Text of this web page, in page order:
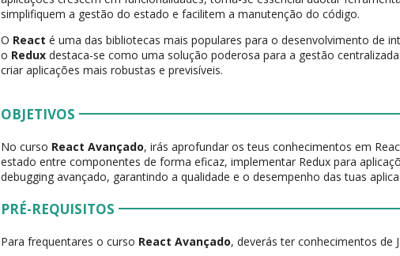
simplifiquem a gestão do estado e facilitem a manutenção do código.
O React é uma das bibliotecas mais populares para o desenvolvimento de
o Redux destaca-se como uma solução poderosa para a gestão
criar aplicações mais robustas e previsíveis.
OBJETIVOS
No curso React Avançado, irás aprofundar os teus conhecimentos em
estado entre componentes de forma eficaz, implementar Redux para
debugging avançado, garantindo a qualidade e o desempenho das tuas
PRÉ-REQUISITOS
Para frequentares o curso React Avançado, deverás ter conhecimentos de